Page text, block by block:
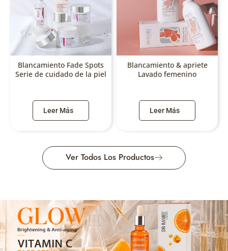
Blancamiento Fade Spots
Serie de cuidado de la piel
Leer Más
Blancamiento & apriete
Lavado femenino
Leer Más
Ver Todos Los Productos